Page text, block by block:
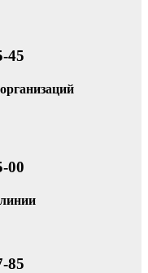
45
00
85